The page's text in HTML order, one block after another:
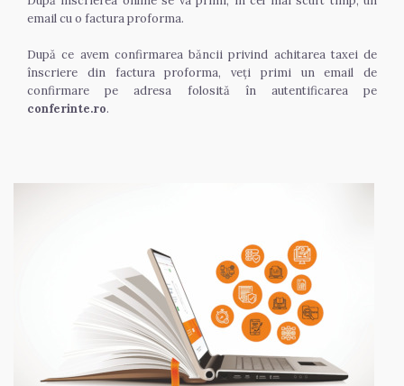
email cu o factura proforma.
După ce avem confirmarea băncii privind achitarea taxei de
înscriere din factura proforma, veți primi un email de
conferinte.ro.